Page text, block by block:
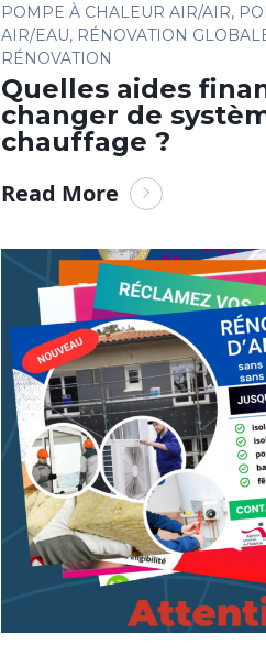
POMPE À CHALEUR AIR/AIR,
AIR/EAU, RÉNOVATION
RÉNOVATION
Quelles aides
changer de
chauffage ?
Read More